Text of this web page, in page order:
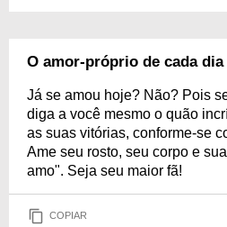
O amor-próprio de cada dia
Já se amou hoje? Não? Pois
diga a você mesmo o quão
as suas vitórias, conforme-se
Ame seu rosto, seu corpo e
amo". Seja seu maior fã!
COPIAR